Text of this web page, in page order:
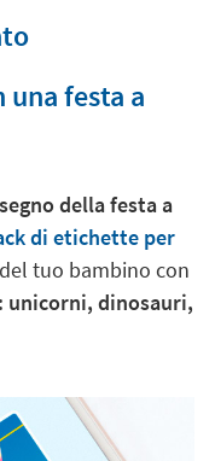
festa a
della festa a
di etichette per
tuo bambino con
dinosauri,